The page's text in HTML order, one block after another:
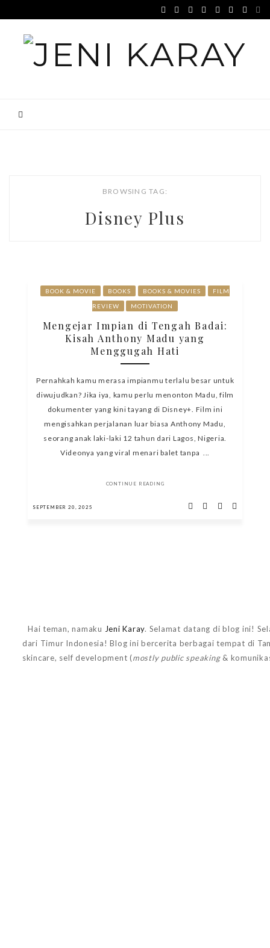
BROWSING TAG:
Disney Plus
BOOK & MOVIE BOOKS BOOKS & MOVIES FILM
REVIEW MOTIVATION
Mengejar Impian di Tengah Badai:
Kisah Anthony Madu yang
Menggugah Hati
Pernahkah kamu merasa impianmu terlalu besar untuk
diwujudkan? Jika iya, kamu perlu menonton Madu, film
dokumenter yang kini tayang di Disney+. Film ini
mengisahkan perjalanan luar biasa Anthony Madu,
seorang anak laki-laki 12 tahun dari Lagos, Nigeria.
Videonya yang viral menari balet tanpa ...
CONTINUE READING
SEPTEMBER 20, 2025
Hai teman, namaku Jeni Karay. Selamat datang di blog ini!
dari Timur Indonesia! Blog ini bercerita berbagai tempat di
skincare, self development (mostly public speaking&